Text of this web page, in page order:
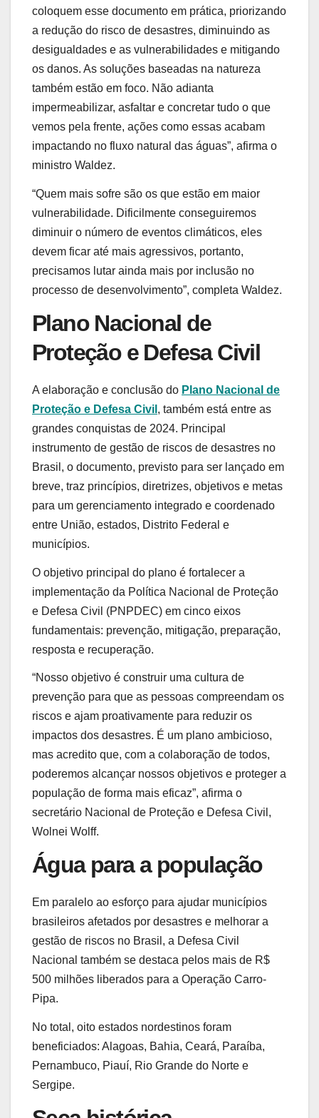
coloquem esse documento em prática, priorizando
a redução do risco de desastres, diminuindo as
desigualdades e as vulnerabilidades e mitigando
os danos. As soluções baseadas na natureza
também estão em foco. Não adianta
impermeabilizar, asfaltar e concretar tudo o que
vemos pela frente, ações como essas acabam
impactando no fluxo natural das águas”, afirma o
ministro Waldez.
“Quem mais sofre são os que estão em maior
vulnerabilidade. Dificilmente conseguiremos
diminuir o número de eventos climáticos, eles
devem ficar até mais agressivos, portanto,
precisamos lutar ainda mais por inclusão no
processo de desenvolvimento”, completa Waldez.
Plano Nacional de
Proteção e Defesa Civil
A elaboração e conclusão do Plano Nacional de
Proteção e Defesa Civil , também está entre as
grandes conquistas de 2024. Principal
instrumento de gestão de riscos de desastres no
Brasil, o documento, previsto para ser lançado em
breve, traz princípios, diretrizes, objetivos e metas
para um gerenciamento integrado e coordenado
entre União, estados, Distrito Federal e
municípios.
O objetivo principal do plano é fortalecer a
implementação da Política Nacional de Proteção
e Defesa Civil (PNPDEC) em cinco eixos
fundamentais: prevenção, mitigação, preparação,
resposta e recuperação.
“Nosso objetivo é construir uma cultura de
prevenção para que as pessoas compreendam os
riscos e ajam proativamente para reduzir os
impactos dos desastres. É um plano ambicioso,
mas acredito que, com a colaboração de todos,
poderemos alcançar nossos objetivos e proteger a
população de forma mais eficaz”, afirma o
secretário Nacional de Proteção e Defesa Civil,
Wolnei Wolff.
Água para a população
Em paralelo ao esforço para ajudar municípios
brasileiros afetados por desastres e melhorar a
gestão de riscos no Brasil, a Defesa Civil
Nacional também se destaca pelos mais de R$
500 milhões liberados para a Operação Carro-
Pipa.
No total, oito estados nordestinos foram
beneficiados: Alagoas, Bahia, Ceará, Paraíba,
Pernambuco, Piauí, Rio Grande do Norte e
Sergipe.